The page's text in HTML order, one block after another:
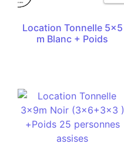
Location Tonnelle 5×5
m Blanc + Poids